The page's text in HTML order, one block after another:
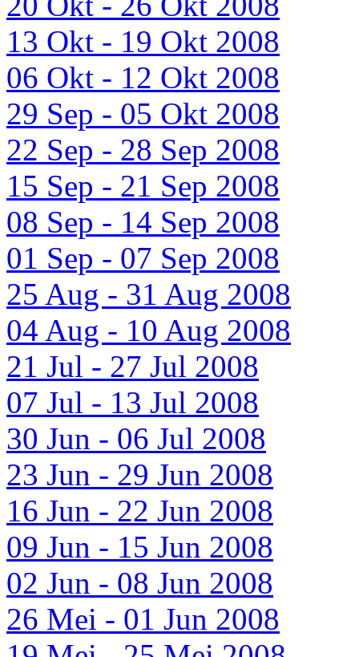
13 Okt - 19 Okt 2008
06 Okt - 12 Okt 2008
29 Sep - 05 Okt 2008
22 Sep - 28 Sep 2008
15 Sep - 21 Sep 2008
08 Sep - 14 Sep 2008
01 Sep - 07 Sep 2008
25 Aug - 31 Aug 2008
04 Aug - 10 Aug 2008
21 Jul - 27 Jul 2008
07 Jul - 13 Jul 2008
30 Jun - 06 Jul 2008
23 Jun - 29 Jun 2008
16 Jun - 22 Jun 2008
09 Jun - 15 Jun 2008
02 Jun - 08 Jun 2008
26 Mei - 01 Jun 2008